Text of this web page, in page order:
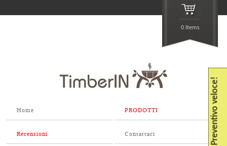
0 Items
Home PRODOTTI
Recensioni Contattaci Preventivo veloce!